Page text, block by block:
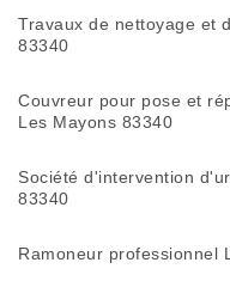
Travaux de nettoyage et
83340
Couvreur pour pose et
Les Mayons 83340
Société d'intervention
83340
Ramoneur professionnel